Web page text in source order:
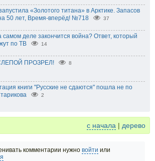
«Золотого титана» в Арктике. Запасов
50 лет, Время-вперёд! №718
37
самом деле закончится война? Ответ, который
по ТВ
14
ПРОЗРЕЛ! 8
книги "Русские не сдаются" пошла не по
2
с начала | дерево
комментарии нужно войти или